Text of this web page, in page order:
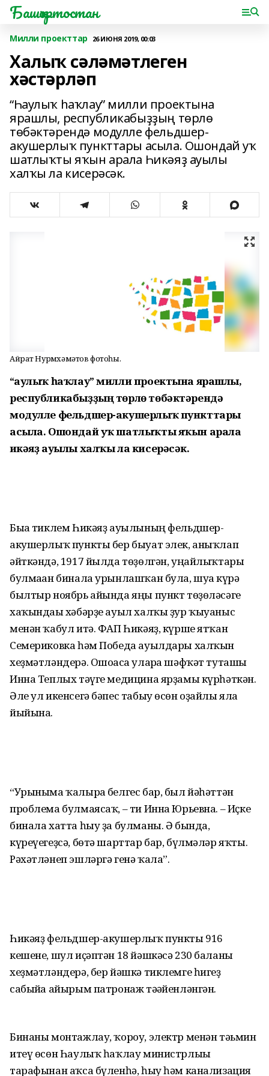
Башҡортостан
Милли проекттар 26 ИЮНЯ 2019, 00:03
Халыҡ сәләмәтлеген
хәстәрләп
“Һаулыҡ һаҡлау” милли проектына
ярашлы, республикабыҙҙың төрлө
төбәктәрендә модулле фельдшер-
акушерлыҡ пункттары асыла. Ошондай уҡ
шатлыҡты яҡын арала Һикәяҙ ауылы
халҡы ла кисерәсәк.
Айрат Нурмөхәмәтов фотоһы.
“Һаулыҡ һаҡлау” милли проектына ярашлы,
республикабыҙҙың төрлө төбәктәрендә
модулле фельдшер-акушерлыҡ пункттары
асыла. Ошондай уҡ шатлыҡты яҡын арала
Һикәяҙ ауылы халҡы ла кисерәсәк.
Быға тиклем Һикәяҙ ауылы­ның фельдшер-
акушерлыҡ пункты бер быуат элек, аныҡлап
әйткәндә, 1917 йылда төҙөлгән, уңайлыҡтары
булмаған бинала урынлашҡан була, шуға күрә
былтыр ноябрь айында яңы пункт төҙөләсәге
хаҡындағы хәбәрҙе ауыл халҡы ҙур ҡыуаныс
менән ҡабул итә. ФАП Һикәяҙ, күрше ятҡан
Семериковка һәм Победа ауылдары халҡын
хеҙмәтләндерә. Ошоғаса уларға шәфҡәт туташы
Инна Теплых тәүге медицина ярҙамы күрһәт­кән.
Әле ул икенсегә бәпес табыу өсөн оҙайлы ялға
йыйына.
“Урыныма ҡалырға белгес бар, был йәһәттән
проблема булмаясаҡ, – ти Инна Юрьевна. – Иҫке
бинала хатта һыу ҙа булманы. Ә бында,
күреүегеҙсә, бөтә шарттар бар, бүлмәләр яҡты.
Рәхәт­ләнеп эшләргә генә ҡала”.
Һикәяҙ фельдшер-акушерлыҡ пункты 916
кешене, шул иҫәптән 18 йәшкәсә 230 баланы
хеҙмәт­ләндерә, бер йәшкә тиклемге һигеҙ
сабыйға айырым патронаж тәғәйенләнгән.
Бинаны монтажлау, ҡороу, электр менән тәьмин
итеү өсөн Һаулыҡ һаҡлау министрлығы
тарафынан аҡса бүленһә, һыу һәм канализация